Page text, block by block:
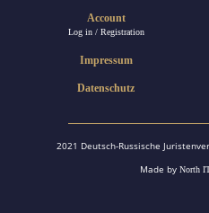
Account
Log in / Registration
Impressum
Datenschutz
2021 Deutsch-Russische
Made by North